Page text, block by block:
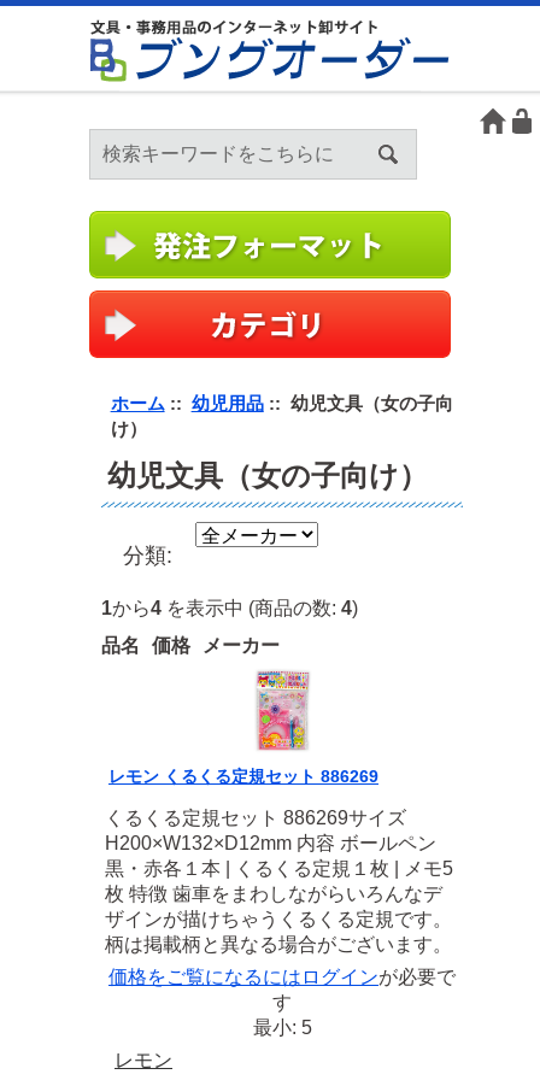
ホーム :: 幼児用品:: 幼児文具（女の子向
け）
幼児文具（女の子向け）
分類:
1から4 を表示中 (商品の数: 4)
品名
価格 メーカー
レモン くるくる定規セット 886269
くるくる定規セット 886269サイズ
H200×W132×D12mm 内容 ボールペン
黒・赤各１本 | くるくる定規１枚 | メモ5
枚 特徴 歯車をまわしながらいろんなデ
ザインが描けちゃうくるくる定規です。
柄は掲載柄と異なる場合がございます。
価格をご覧になるには ログインが必要で
す
最小: 5
レモン